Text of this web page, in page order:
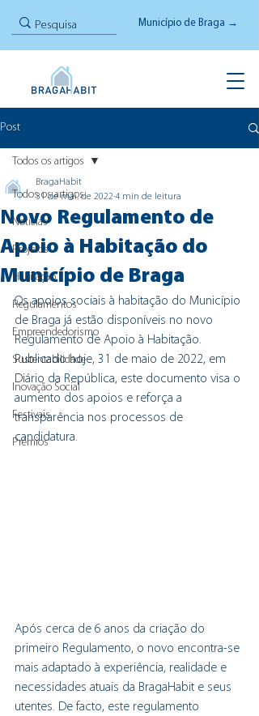
Município de Braga →
Post
Todos os artigos
Notícias
Projetos
Habitação
Regulamentos
Empreendedorismo
Sustentabilidade
Inovação Social
Festivais
Prémios
Todos os artigos
Novo Regulamento de
Apoio à Habitação do
Município de Braga
BragaHabit
31 de mai. de 2022 4 min de leitura
Os apoios sociais à habitação do Município
de Braga já estão disponíveis no novo
Regulamento de Apoio à Habitação.
Publicado hoje, 31 de maio de 2022, em
Diário da República, este documento visa o
aumento dos apoios e reforça a
transparência nos processos de
candidatura.
Após cerca de 6 anos da criação do
primeiro Regulamento, o novo encontra-se
mais adaptado à experiência, realidade e
necessidades atuais da BragaHabit e seus
utentes. De facto, este regulamento